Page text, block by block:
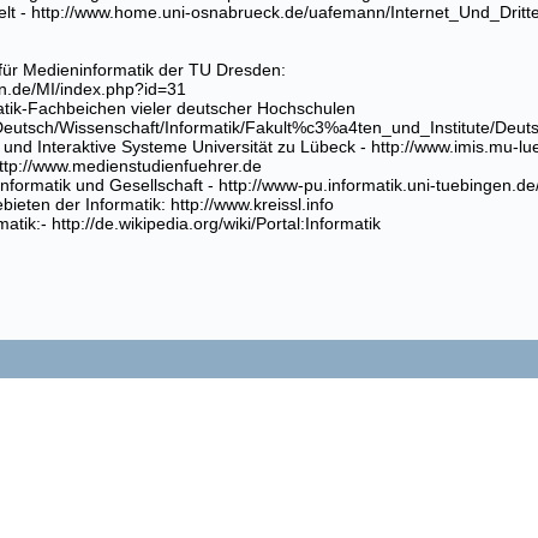
- http://www.home.uni-osnabrueck.de/uafemann/
Medieninformatik der TU Dresden:
MI/index.php?id=31
Fachbeichen vieler deutscher Hochschulen
Wissenschaft/Informatik/Fakult%c3%a4ten_und_Institute/
Interaktive Systeme Universität zu Lübeck - http://www.imis.mu-
www.medienstudienfuehrer.de
und Gesellschaft - http://www-pu.informatik.uni-
der Informatik: http://www.kreissl.info
http://de.wikipedia.org/wiki/Portal:Informatik